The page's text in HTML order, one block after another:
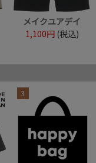
メイクユアデイ
1,100円 (税込)
3